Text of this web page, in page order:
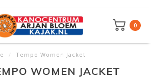
0
/ Tempo Women Jacket
WOMEN JACKET